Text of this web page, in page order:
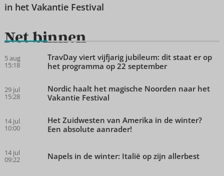
in het Vakantie Festival
Net binnen
5 aug
15:18
TravDay viert vijfjarig jubileum: dit staat er op
het programma op 22 september
29 jul
15:28
Nordic haalt het magische Noorden naar het
Vakantie Festival
14 jul
10:00
Het Zuidwesten van Amerika in de winter?
Een absolute aanrader!
14 jul
09:22 Napels in de winter: Italië op zijn allerbest